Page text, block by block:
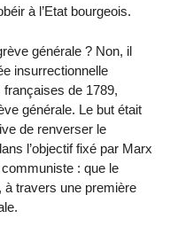
à l’Etat bourgeois.
générale ? Non, il
insurrectionnelle
de 1789,
générale. Le but était
de renverser le
l’objectif fixé par Marx
: que le
à travers une première